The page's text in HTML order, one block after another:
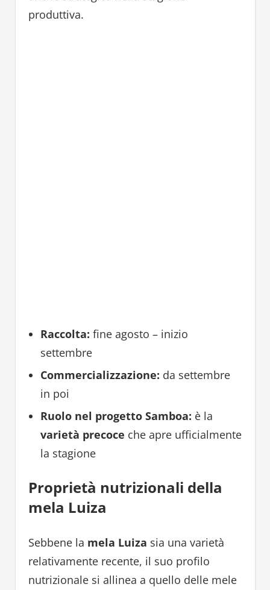
produttiva.
Raccolta: fine agosto – inizio
settembre
Commercializzazione: da settembre
in poi
Ruolo nel progetto Samboa: è la
varietà precoce che apre ufficialmente
la stagione
Proprietà nutrizionali della
mela Luiza
Sebbene la mela Luiza sia una varietà
relativamente recente, il suo profilo
nutrizionale si allinea a quello delle mele